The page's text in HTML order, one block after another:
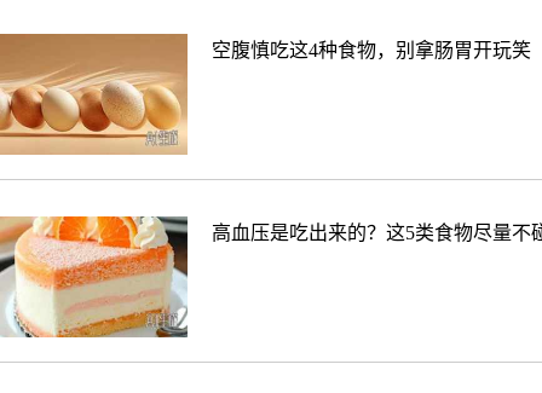
空腹慎吃这4种食物，别拿肠胃开玩笑
高血压是吃出来的？这5类食物尽量不